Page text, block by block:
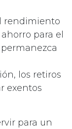
rendimiento
para el
los retiros
exentos
para un